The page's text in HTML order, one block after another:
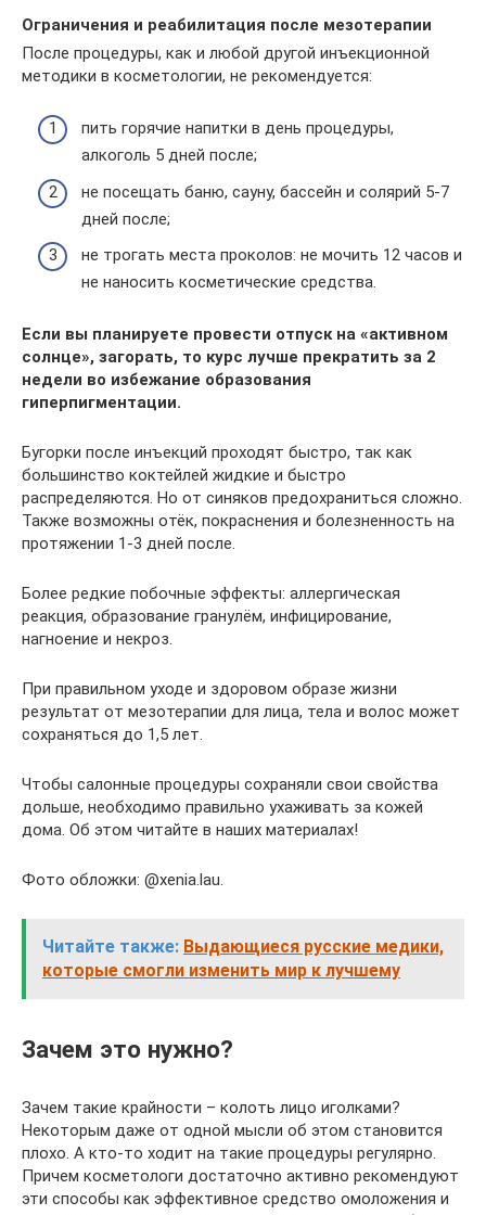
Ограничения и реабилитация после мезотерапии
После процедуры, как и любой другой инъекционной
методики в косметологии, не рекомендуется:
пить горячие напитки в день процедуры,
алкоголь 5 дней после;
не посещать баню, сауну, бассейн и солярий 5-7
дней после;
не трогать места проколов: не мочить 12 часов и
не наносить косметические средства.
Если вы планируете провести отпуск на «активном
солнце», загорать, то курс лучше прекратить за 2
недели во избежание образования
гиперпигментации.
Бугорки после инъекций проходят быстро, так как
большинство коктейлей жидкие и быстро
распределяются. Но от синяков предохраниться сложно.
Также возможны отёк, покраснения и болезненность на
протяжении 1-3 дней после.
Более редкие побочные эффекты: аллергическая
реакция, образование гранулём, инфицирование,
нагноение и некроз.
При правильном уходе и здоровом образе жизни
результат от мезотерапии для лица, тела и волос может
сохраняться до 1,5 лет.
Чтобы салонные процедуры сохраняли свои свойства
дольше, необходимо правильно ухаживать за кожей
дома. Об этом читайте в наших материалах!
Фото обложки: @xenia.lau.
Читайте также: Выдающиеся русские медики,
которые смогли изменить мир к лучшему
Зачем это нужно?
Зачем такие крайности – колоть лицо иголками?
Некоторым даже от одной мысли об этом становится
плохо. А кто-то ходит на такие процедуры регулярно.
Причем косметологи достаточно активно рекомендуют
эти способы как эффективное средство омоложения и